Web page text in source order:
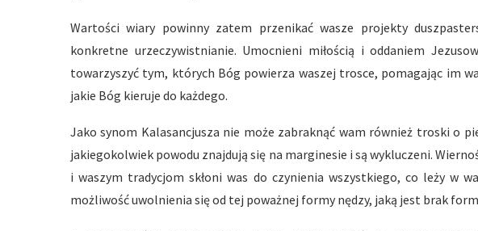
Wartości wiary powinny zatem przenikać wasze projekty
konkretne urzeczywistnianie. Umocnieni miłością i oddaniem
towarzyszyć tym, których Bóg powierza waszej trosce, pomagając im
jakie Bóg kieruje do każdego.
Jako synom Kalasancjusza nie może zabraknąć wam również troski o
jakiegokolwiek powodu znajdują się na marginesie i są wykluczeni.
i waszym tradycjom skłoni was do czynienia wszystkiego, co leży w
możliwość uwolnienia się od tej poważnej formy nędzy, jaką jest brak